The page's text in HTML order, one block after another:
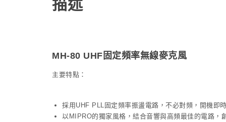
描述
MH-80 UHF固定頻率無線麥克風
主要特點：
採用UHF PLL固定頻率振盪電路，不必對頻，開機即
以MIPRO的獨家風格，結合音響與高頻最佳的電路，